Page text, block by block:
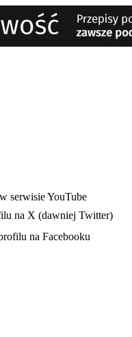
serwisie YouTube
na X (dawniej Twitter)
na Facebooku